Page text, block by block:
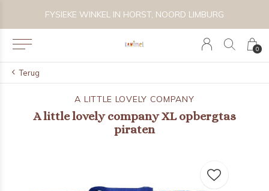
0
FYSIEKE WINKEL IN HORST, NOORD LIMBURG
Terug
A LITTLE LOVELY COMPANY
A little lovely company XL opbergtas
piraten